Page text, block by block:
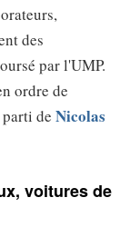
des
par l'UMP.
ordre de
de Nicolas
voitures de